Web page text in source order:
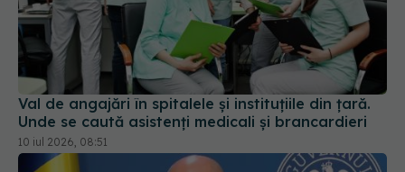
Val de angajări în spitalele și instituțiile din țară.
Unde se caută asistenți medicali și brancardieri
10 iul 2026, 08:51